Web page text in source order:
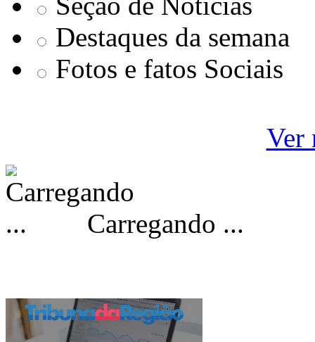
Destaques da semana
Fotos e fatos Sociais
Ver
Carregando ...